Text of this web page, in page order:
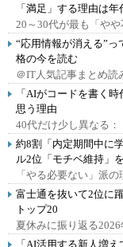
「満足」する理由は
20～30代が最も「やや
“応用情報が消える”
格の今を読む
＠IT人気記事まとめ読
「AIがコードを書く
思う理由
40代だけ少し異なる：
約8割「内定期間中に
ル2位「モチベ維持」
「やる必要ない」派の
富士通を抜いて2位に
トップ20
夏休みに振り返る
「AI活用する新人増